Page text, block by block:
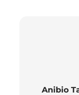
Anibio